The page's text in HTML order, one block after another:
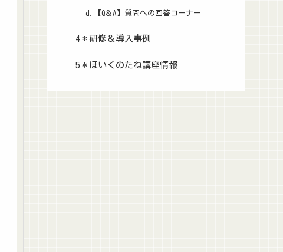
d.【Q＆A】質問への回答コーナー
4＊研修＆導入事例
5＊ほいくのたね講座情報